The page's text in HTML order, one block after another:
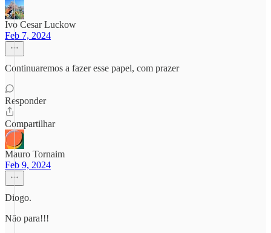
Ivo Cesar Luckow
Feb 7, 2024
Continuaremos a fazer esse papel, com prazer
Responder
Compartilhar
Mauro Tornaim
Feb 9, 2024
Diogo.
Não para!!!